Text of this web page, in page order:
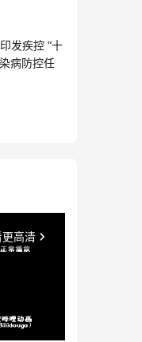
发疾控 “十
病防控任